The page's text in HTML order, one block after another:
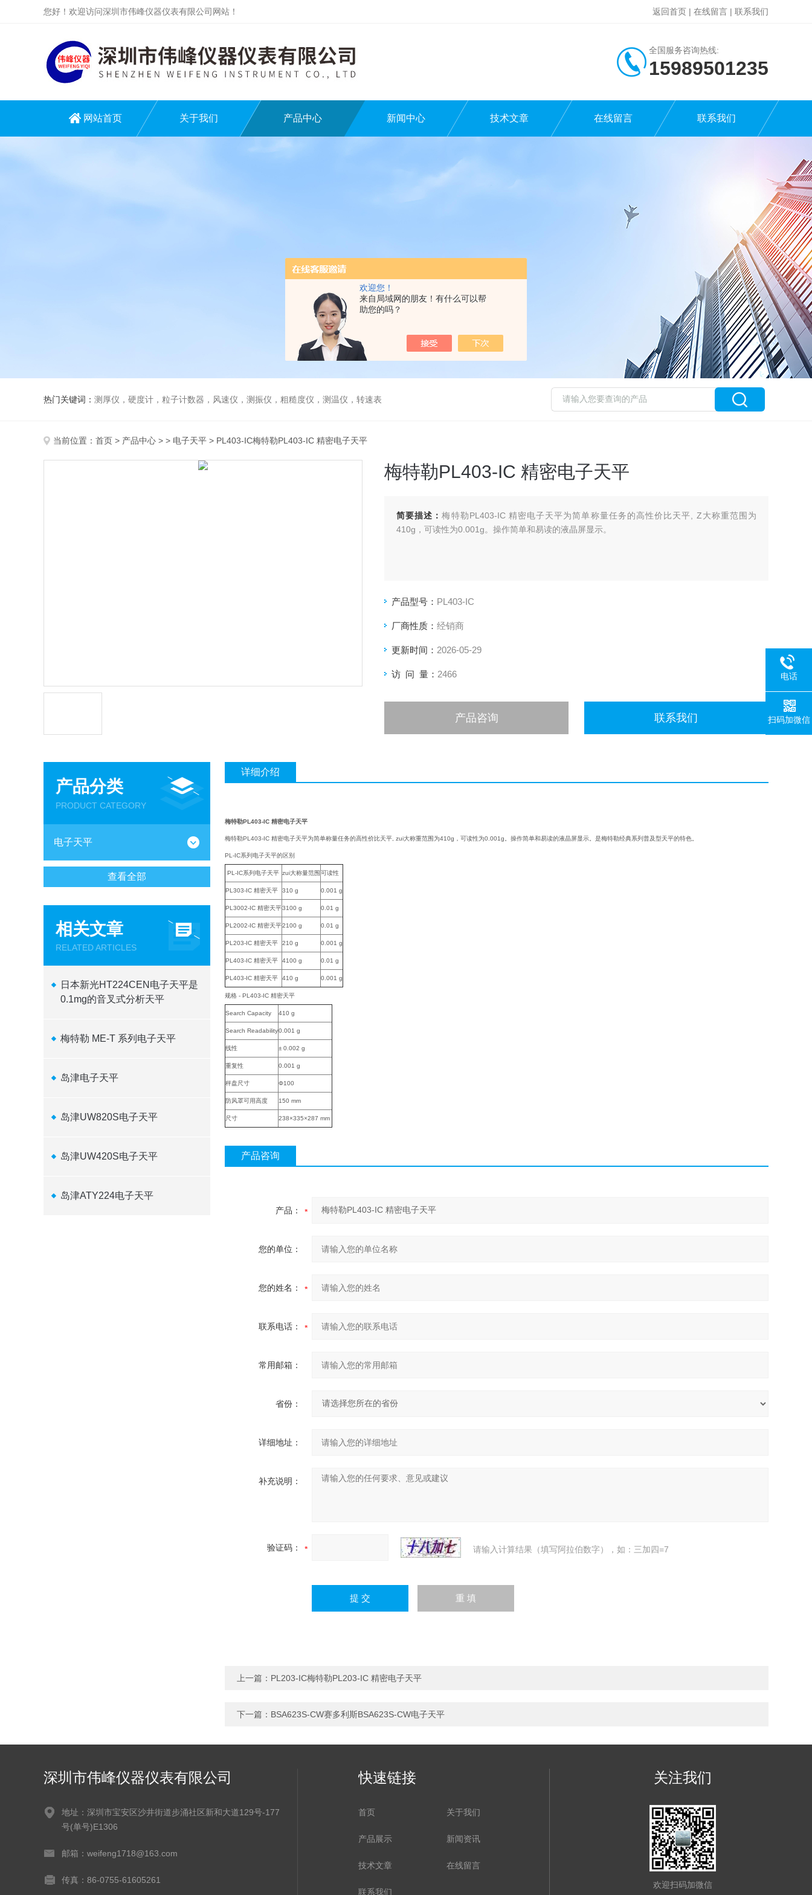
欢迎您！
来自局域网的朋友！有什么可以帮
助您的吗？
您好！欢迎访问深圳市伟峰仪器仪表有限公司网站！ 返回首页 | 在线留言 | 联系我们
全国服务咨询热线:
15989501235
网站首页 关于我们 产品中心 新闻中心 技术文章 在线留言 联系我们
热门关键词： 测厚仪，硬度计，粒子计数器，风速仪，测振仪，粗糙度仪，测温仪，转速表
当前位置： 首页 > 产品中心 > > 电子天平 > PL403-IC梅特勒PL403-IC 精密电子天平
梅特勒PL403-IC 精密电子天平
简要描述：梅特勒PL403-IC 精密电子天平为简单称量任务的高性价比天平, Z大称重范围为
410g，可读性为0.001g。操作简单和易读的液晶屏显示。
产品型号： PL403-IC
厂商性质： 经销商
更新时间： 2026-05-29
访 问 量： 2466
产品咨询 联系我们
产品分类
PRODUCT CATEGORY
电子天平
查看全部
相关文章
RELATED ARTICLES
日本新光HT224CEN电子天平是
0.1mg的音叉式分析天平
梅特勒 ME-T 系列电子天平
岛津电子天平
岛津UW820S电子天平
岛津UW420S电子天平
岛津ATY224电子天平
详细介绍
梅特勒PL403-IC 精密电子天平
梅特勒PL403-IC 精密电子天平为简单称量任务的高性价比天平, zui大称重范围为410g，可读性为0.001g。操作简单和易读的液晶屏显示。是梅特勒经典系列普及型天平的特色。
PL-IC系列电子天平的区别
PL-IC系列电子天平 zui大称量范围 可读性
PL303-IC 精密天平 310 g 0.001 g
PL3002-IC 精密天平3100 g 0.01 g
PL2002-IC 精密天平2100 g 0.01 g
PL203-IC 精密天平 210 g 0.001 g
PL403-IC 精密天平 4100 g 0.01 g
PL403-IC 精密天平 410 g 0.001 g
规格 - PL403-IC 精密天平
Search Capacity 410 g
Search Readability0.001 g
线性 ± 0.002 g
重复性 0.001 g
秤盘尺寸 Φ100
防风罩可用高度 150 mm
尺寸 238×335×287 mm
产品咨询
产品：
您的单位：
您的姓名：
联系电话：
常用邮箱：
省份：
详细地址：
补充说明：
验证码： 请输入计算结果（填写阿拉伯数字），如：三加四=7
上一篇： PL203-IC梅特勒PL203-IC 精密电子天平
下一篇： BSA623S-CW赛多利斯BSA623S-CW电子天平
深圳市伟峰仪器仪表有限公司
地址：深圳市宝安区沙井街道步涌社区新和大道129号-177
号(单号)E1306
邮箱：weifeng1718@163.com
传真：86-0755-61605261
快速链接
首页 关于我们
产品展示 新闻资讯
技术文章 在线留言
联系我们
关注我们
欢迎扫码加微信
电话
扫码加微信